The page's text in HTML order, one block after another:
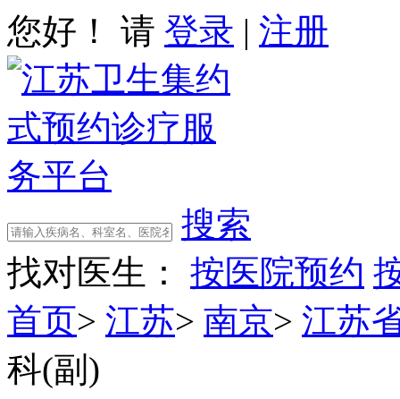
您好！ 请 登录 | 注册
搜索
找对医生：
按医院预约
首页> 江苏> 南京> 江苏
科(副)